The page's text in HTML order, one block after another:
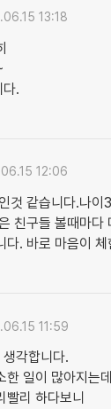
13:18
다.
12:06
것 같습니다.나이
친구들 볼때마다
다. 바로 마음이
11:59
각합니다.
일이 많아지는데
빨리 하다보니